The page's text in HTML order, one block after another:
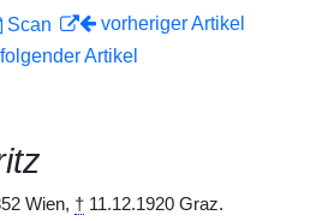
Scan
vorheriger Artikel
folgender Artikel
Wien, † 11.12.1920 Graz.